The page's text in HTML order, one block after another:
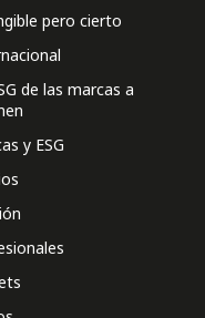
pero cierto
de las marcas a
y ESG